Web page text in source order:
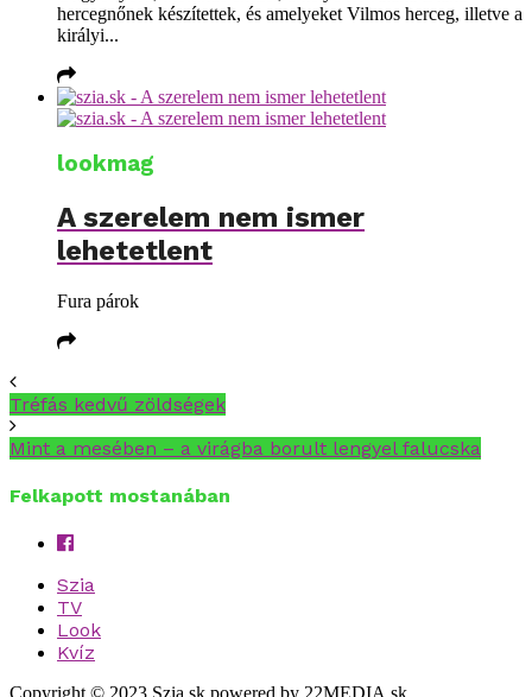
hercegnőnek készítettek, és amelyeket Vilmos herceg, illetve a
királyi...
lookmag
A szerelem nem ismer
lehetetlent
Fura párok
Tréfás kedvű zöldségek
Mint a mesében – a virágba borult lengyel falucska
Felkapott mostanában
Szia
TV
Look
Kvíz
Copyright © 2023 Szia.sk powered by 22MEDIA.sk